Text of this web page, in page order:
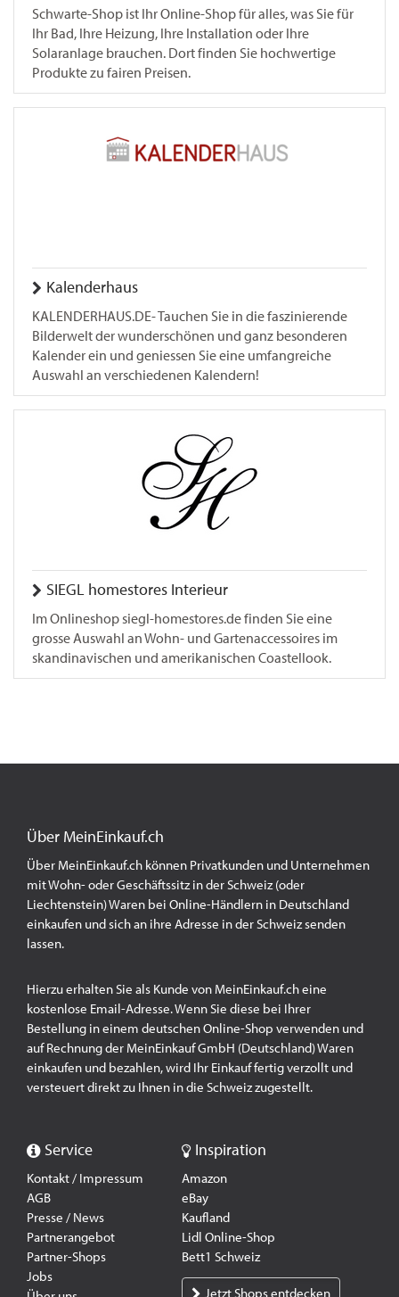
Schwarte-Shop ist Ihr Online-Shop für alles, was Sie für
Ihr Bad, Ihre Heizung, Ihre Installation oder Ihre
Solaranlage brauchen. Dort finden Sie hochwertige
Produkte zu fairen Preisen.
Kalenderhaus
KALENDERHAUS.DE- Tauchen Sie in die faszinierende
Bilderwelt der wunderschönen und ganz besonderen
Kalender ein und geniessen Sie eine umfangreiche
Auswahl an verschiedenen Kalendern!
SIEGL homestores Interieur
Im Onlineshop siegl-homestores.de finden Sie eine
grosse Auswahl an Wohn- und Gartenaccessoires im
skandinavischen und amerikanischen Coastellook.
Über MeinEinkauf.ch
Über MeinEinkauf.ch können Privatkunden und Unternehmen
mit Wohn- oder Geschäftssitz in der Schweiz (oder
Liechtenstein) Waren bei Online-Händlern in Deutschland
einkaufen und sich an ihre Adresse in der Schweiz senden
lassen.
Hierzu erhalten Sie als Kunde von MeinEinkauf.ch eine
kostenlose Email-Adresse. Wenn Sie diese bei Ihrer
Bestellung in einem deutschen Online-Shop verwenden und
auf Rechnung der MeinEinkauf GmbH (Deutschland) Waren
einkaufen und bezahlen, wird Ihr Einkauf fertig verzollt und
versteuert direkt zu Ihnen in die Schweiz zugestellt.
Service
Kontakt / Impressum
AGB
Presse / News
Partnerangebot
Partner-Shops
Jobs
Inspiration
Amazon
eBay
Kaufland
Lidl Online-Shop
Bett1 Schweiz
Jetzt Shops entdecken